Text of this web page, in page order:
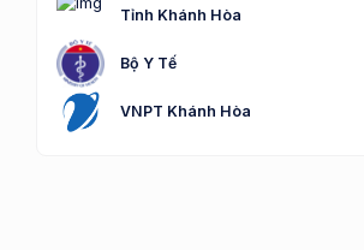
Tỉnh Khánh Hòa
Bộ Y Tế
VNPT Khánh Hòa